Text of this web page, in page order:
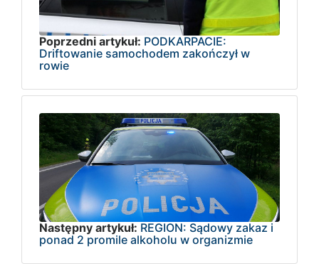
Poprzedni artykuł: PODKARPACIE:
Driftowanie samochodem zakończył w
rowie
Następny artykuł: REGION: Sądowy zakaz i
ponad 2 promile alkoholu w organizmie